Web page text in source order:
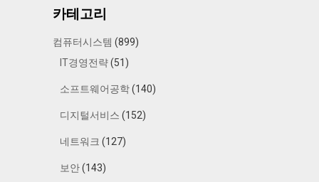
카테고리
컴퓨터시스템 (899)
IT경영전략(51)
소프트웨어공학(140)
디지털서비스 (152)
네트워크 (127)
보안(143)